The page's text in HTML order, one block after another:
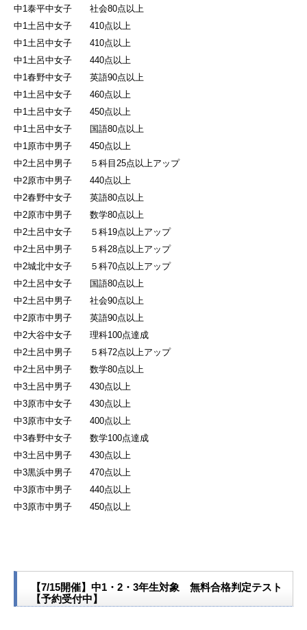
中1泰平中女子 社会80点以上
中1土呂中女子 410点以上
中1土呂中女子 410点以上
中1土呂中女子 440点以上
中1春野中女子 英語90点以上
中1土呂中女子 460点以上
中1土呂中女子 450点以上
中1土呂中女子 国語80点以上
中1原市中男子 450点以上
中2土呂中男子 ５科目25点以上アップ
中2原市中男子 440点以上
中2春野中女子 英語80点以上
中2原市中男子 数学80点以上
中2土呂中女子 ５科19点以上アップ
中2土呂中男子 ５科28点以上アップ
中2城北中女子 ５科70点以上アップ
中2土呂中女子 国語80点以上
中2土呂中男子 社会90点以上
中2原市中男子 英語90点以上
中2大谷中女子 理科100点達成
中2土呂中男子 ５科72点以上アップ
中2土呂中男子 数学80点以上
中3土呂中男子 430点以上
中3原市中女子 430点以上
中3原市中女子 400点以上
中3春野中女子 数学100点達成
中3土呂中男子 430点以上
中3黒浜中男子 470点以上
中3原市中男子 440点以上
中3原市中男子 450点以上
【7/15開催】中1・2・3年生対象 無料合格判定テスト
【予約受付中】